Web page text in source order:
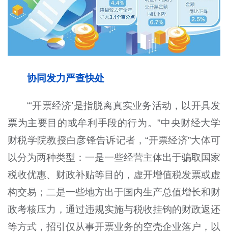
协同发力严查快处
“‘开票经济’是指脱离真实业务活动，以开具发
票为主要目的或牟利手段的行为。”中央财经大学
财税学院教授白彦锋告诉记者，“开票经济”大体可
以分为两种类型：一是一些经营主体出于骗取国家
税收优惠、财政补贴等目的，虚开增值税发票或虚
构交易；二是一些地方出于国内生产总值增长和财
政考核压力，通过违规实施与税收挂钩的财政返还
等方式，招引仅从事开票业务的空壳企业落户，以